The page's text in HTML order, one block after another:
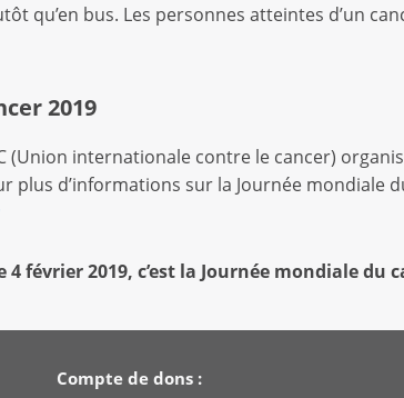
qu’en bus. Les personnes atteintes d’un
2019
(Union internationale contre le cancer)
plus d’informations sur la Journée mondiale
4 février 2019, c’est la Journée mondiale du
Compte de dons :